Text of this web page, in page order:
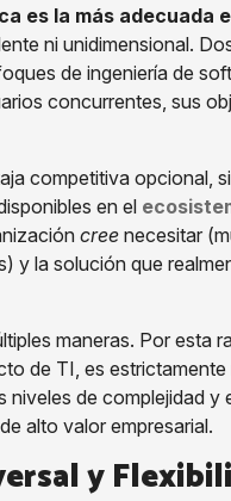
es la más adecuada
ni unidimensional.
de ingeniería de
concurrentes, sus
competitiva opcional,
en el
cree necesitar
y la solución que
maneras. Por esta
de TI, es
de complejidad y
alto valor empresarial.
y